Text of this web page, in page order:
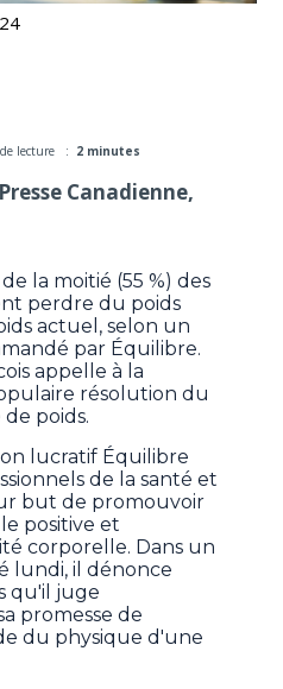
de lecture : 2 minutes
Canadienne,
la moitié (55 %) des
perdre du poids
actuel, selon un
par Équilibre.
appelle à la
résolution du
poids.
lucratif Équilibre
de la santé et
but de promouvoir
positive et
corporelle. Dans un
lundi, il dénonce
qu'il juge
promesse de
du physique d'une